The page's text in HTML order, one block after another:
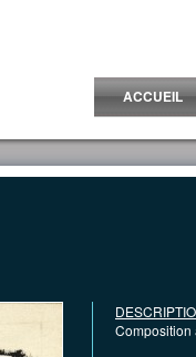
ACCUEIL
Composition